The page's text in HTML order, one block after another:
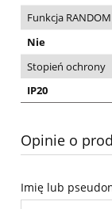
Funkcja
Nie
Stopień ochrony
IP20
Opinie o
Imię lub